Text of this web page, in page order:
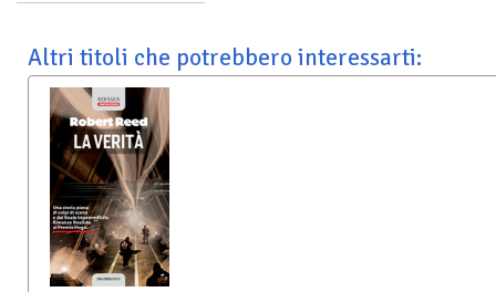
Altri titoli che potrebbero interessarti: